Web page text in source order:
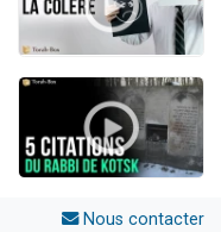
Nous contacter